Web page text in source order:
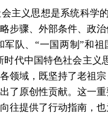
主义思想是系统科学
步骤、外部条件、政
军队、“一国两制”和
时代中国特色社会主
领域，既坚持了老祖
了原创性贡献。这一
往提供了行动指南，